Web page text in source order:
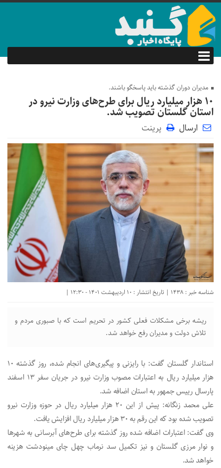
مدیران دوران گذشته باید پاسخگو باشند.
۱۰ هزار میلیارد ریال برای طرح‌های وزارت نیرو در
استان گلستان تصویب شد.
ارسال پرینت
شناسه خبر : 1438 | تاریخ انتشار : 10 اردیبهشت 1401 - 12:30 |
ریشه برخی مشکلات فعلی کشور در تحریم است که با صبوری مردم و
تلاش دولت و مدیران رفع خواهد شد.
استاندار گلستان گفت: با رایزنی و پیگیری‌های انجام شده، روز گذشته ۱۰
هزار میلیارد ریال به اعتبارات مصوب وزارت نیرو در جریان سفر ۱۳ اسفند
پارسال رییس جمهور به استان اضافه شد.
علی محمد زنگانه: پیش از این ۲۰ هزار میلیارد ریال در حوزه وزارت نیرو
تصویب شده بود که این رقم به ۳۰ هزار میلیارد ریال افزایش یافت.
وی گفت: اعتبارات اضافه شده روز گذشته برای طرح‌های آبرسانی به شهرها
و نوار مرزی گلستان و نیز تکمیل سد نرماب چهل چای مینودشت هزینه
خواهد شد.